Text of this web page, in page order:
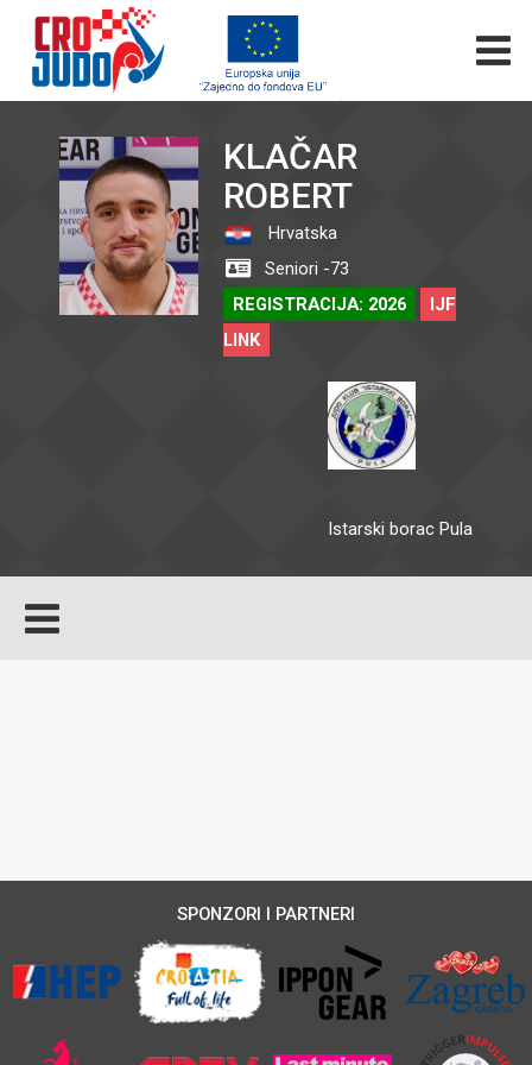
KLAČAR
ROBERT
Hrvatska
Seniori -73
REGISTRACIJA: 2026
IJF
LINK
Istarski borac Pula
SPONZORI I PARTNERI